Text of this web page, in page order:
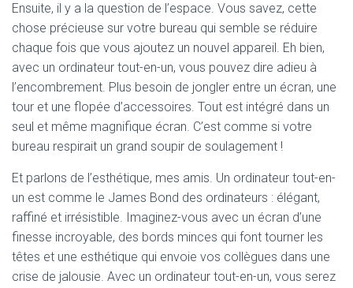
Ensuite, il y a la question de l’espace. Vous savez, cette
chose précieuse sur votre bureau qui semble se réduire
chaque fois que vous ajoutez un nouvel appareil. Eh bien,
avec un ordinateur tout-en-un, vous pouvez dire adieu à
l’encombrement. Plus besoin de jongler entre un écran, une
tour et une flopée d’accessoires. Tout est intégré dans un
seul et même magnifique écran. C’est comme si votre
bureau respirait un grand soupir de soulagement !
Et parlons de l’esthétique, mes amis. Un ordinateur tout-en-
un est comme le James Bond des ordinateurs : élégant,
raffiné et irrésistible. Imaginez-vous avec un écran d’une
finesse incroyable, des bords minces qui font tourner les
têtes et une esthétique qui envoie vos collègues dans une
crise de jalousie. Avec un ordinateur tout-en-un, vous serez